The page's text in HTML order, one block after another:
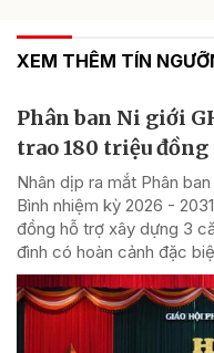
XEM THÊM TÍN
Phân ban Ni giới
trao 180 triệu
Nhân dịp ra mắt Phân
Bình nhiệm kỳ 2026 -
đồng hỗ trợ xây dựng 3
đình có hoàn cảnh đặc